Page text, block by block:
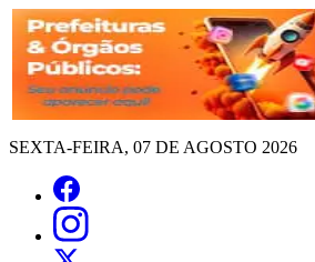
SEXTA-FEIRA, 07 DE AGOSTO 2026